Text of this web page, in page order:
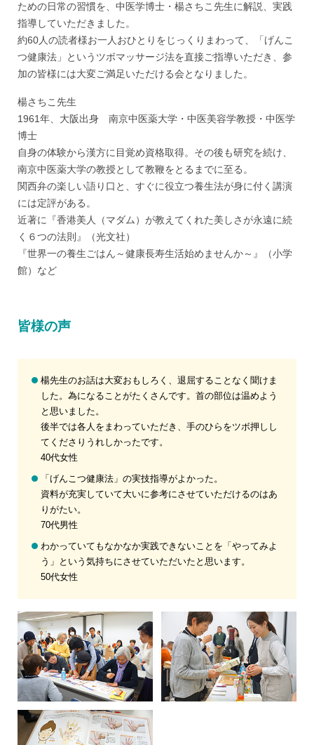
ための日常の習慣を、中医学博士・楊さちこ先生に解説、実践
指導していただきました。
約60人の読者様お一人おひとりをじっくりまわって、「げんこ
つ健康法」というツボマッサージ法を直接ご指導いただき、参
加の皆様には大変ご満足いただける会となりました。
楊さちこ先生
1961年、大阪出身 南京中医薬大学・中医美容学教授・中医学
博士
自身の体験から漢方に目覚め資格取得。その後も研究を続け、
南京中医薬大学の教授として教鞭をとるまでに至る。
関西弁の楽しい語り口と、すぐに役立つ養生法が身に付く講演
には定評がある。
近著に『香港美人（マダム）が教えてくれた美しさが永遠に続
く６つの法則』（光文社）
『世界一の養生ごはん～健康長寿生活始めませんか～』（小学
館）など
皆様の声
楊先生のお話は大変おもしろく、退屈することなく聞けま
した。為になることがたくさんです。首の部位は温めよう
と思いました。
後半では各人をまわっていただき、手のひらをツボ押しし
てくださりうれしかったです。
40代女性
「げんこつ健康法」の実技指導がよかった。
資料が充実していて大いに参考にさせていただけるのはあ
りがたい。
70代男性
わかっていてもなかなか実践できないことを「やってみよ
う」という気持ちにさせていただいたと思います。
50代女性